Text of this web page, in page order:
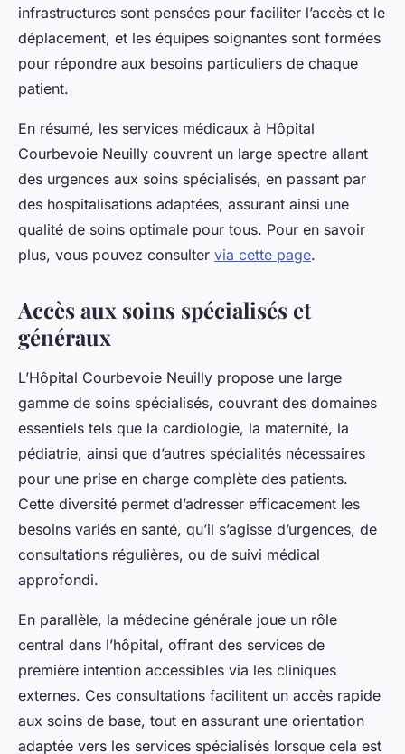
infrastructures sont pensées pour faciliter l’accès et le
déplacement, et les équipes soignantes sont formées
pour répondre aux besoins particuliers de chaque
patient.
En résumé, les services médicaux à Hôpital
Courbevoie Neuilly couvrent un large spectre allant
des urgences aux soins spécialisés, en passant par
des hospitalisations adaptées, assurant ainsi une
qualité de soins optimale pour tous. Pour en savoir
plus, vous pouvez consulter via cette page.
Accès aux soins spécialisés et
généraux
L’Hôpital Courbevoie Neuilly propose une large
gamme de soins spécialisés, couvrant des domaines
essentiels tels que la cardiologie, la maternité, la
pédiatrie, ainsi que d’autres spécialités nécessaires
pour une prise en charge complète des patients.
Cette diversité permet d’adresser efficacement les
besoins variés en santé, qu’il s’agisse d’urgences, de
consultations régulières, ou de suivi médical
approfondi.
En parallèle, la médecine générale joue un rôle
central dans l’hôpital, offrant des services de
première intention accessibles via les cliniques
externes. Ces consultations facilitent un accès rapide
aux soins de base, tout en assurant une orientation
adaptée vers les services spécialisés lorsque cela est